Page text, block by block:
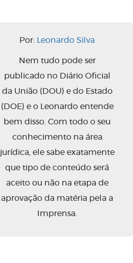
Por: Leonardo Silva
Nem tudo pode ser
publicado no Diário Oficial
da União (DOU) e do Estado
(DOE) e o Leonardo entende
bem disso. Com todo o seu
conhecimento na área
jurídica, ele sabe exatamente
que tipo de conteúdo será
aceito ou não na etapa de
aprovação da matéria pela a
Imprensa.